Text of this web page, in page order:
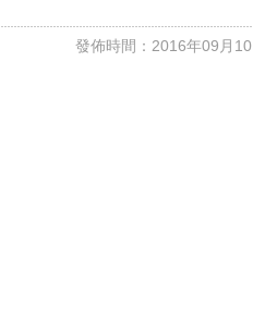
發佈時間：2016年09月